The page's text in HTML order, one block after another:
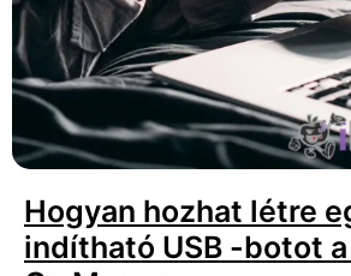
Hogyan hozhat létre
indítható USB -botot